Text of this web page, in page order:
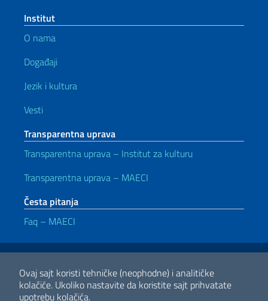
Ovaj sajt koristi tehničke (neophodne) i analitičke
kolačiće. Ukoliko nastavite da koristite sajt prihvatate
upotrebu kolačića.
Institut
O nama
Događaji
Jezik i kultura
Vesti
Transparentna uprava
Transparentna uprava – Institut za kulturu
Transparentna uprava – MAECI
Česta pitanja
Faq – MAECI
Korisni linkovi